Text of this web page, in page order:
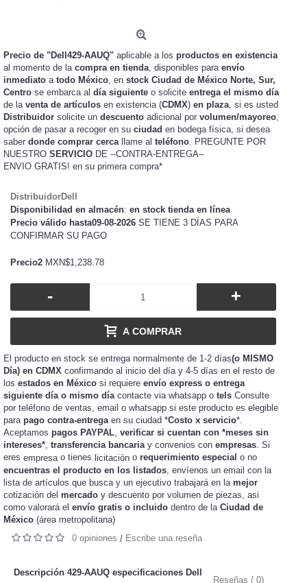
Precio de "Dell429-AAUQ" aplicable a los productos en existencia
al momento de la compra en tienda, disponibles para envío
inmediato a todo México, en stock Ciudad de México Norte, Sur,
Centro se embarca al día siguiente o solicite entrega el mismo día
de la venta de artículos en existencia (CDMX) en plaza, si es usted
Distribuidor solicite un descuento adicional por volumen/mayoreo,
opción de pasar a recoger en su ciudad en bodega física, si desea
saber donde comprar cercallame al teléfono. PREGUNTE POR
NUESTRO SERVICIO DE --CONTRA-ENTREGA--
ENVIO GRATIS! en su primera compra*
DistribuidorDell
Disponibilidad en almacén: en stock tienda en línea
Precio válido hasta09-08-2026 SE TIENE 3 DÍAS PARA
CONFIRMAR SU PAGO
Precio2 MXN$1,238.78
- +
A COMPRAR
El producto en stock se entrega normalmente de 1-2 días(o MISMO
Día) en CDMX confirmando al inicio del día y 4-5 días en el resto de
los estados en México si requiere envío express o entrega
siguiente día o mismo díacontacte via whatsapp o tels Consulte
por teléfono de ventas, email o whatsapp si este producto es elegible
para pago contra-entregaen su ciudad *Costo x servicio*.
Aceptamos pagos PAYPAL, verificar si cuentan con *meses sin
intereses*, transferencia bancariay convenios con empresas. Si
eres empresa o tienes licitación o requerimiento especial o no
encuentras el producto en los listados , envíenos un email con la
lista de artículos que busca y un ejecutivo trabajará en la mejor
cotización del mercado y descuento por volumen de piezas, asi
como valorará el envío gratis o incluido dentro de la Ciudad de
México (área metropolitana)
0 opiniones / Escribe una reseña
Descripción 429-AAUQ especificaciones Dell
Reseñas ( 0)